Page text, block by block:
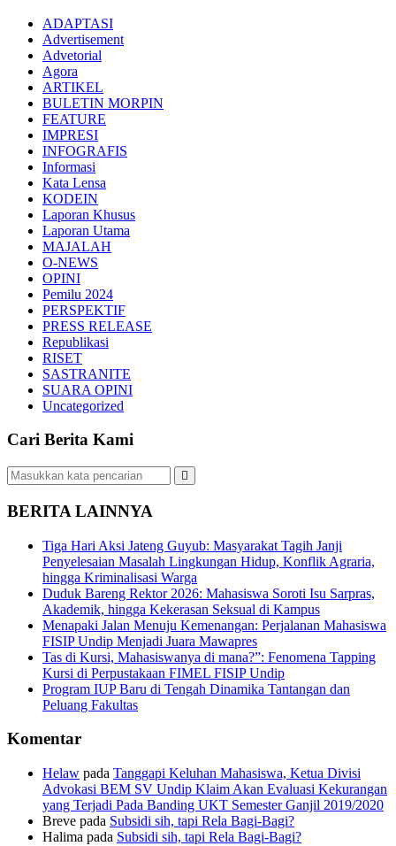
ADAPTASI
Advertisement
Advetorial
Agora
ARTIKEL
BULETIN MORPIN
FEATURE
IMPRESI
INFOGRAFIS
Informasi
Kata Lensa
KODEIN
Laporan Khusus
Laporan Utama
MAJALAH
O-NEWS
OPINI
Pemilu 2024
PERSPEKTIF
PRESS RELEASE
Republikasi
RISET
SASTRANITE
SUARA OPINI
Uncategorized
Cari Berita Kami
BERITA LAINNYA
Tiga Hari Aksi Jateng Guyub: Masyarakat Tagih Janji
Penyelesaian Masalah Lingkungan Hidup, Konflik Agraria,
hingga Kriminalisasi Warga
Duduk Bareng Rektor 2026: Mahasiswa Soroti Isu Sarpras,
Akademik, hingga Kekerasan Seksual di Kampus
Menapaki Jalan Menuju Kemenangan: Perjalanan Mahasiswa
FISIP Undip Menjadi Juara Mawapres
Tas di Kursi, Mahasiswanya di mana?”: Fenomena Tapping
Kursi di Perpustakaan FIMEL FISIP Undip
Program IUP Baru di Tengah Dinamika Tantangan dan
Peluang Fakultas
Komentar
Helaw pada Tanggapi Keluhan Mahasiswa, Ketua Divisi
Advokasi BEM SV Undip Klaim Akan Evaluasi Kekurangan
yang Terjadi Pada Banding UKT Semester Ganjil 2019/2020
Breve pada Subsidi sih, tapi Rela Bagi-Bagi?
Halima pada Subsidi sih, tapi Rela Bagi-Bagi?